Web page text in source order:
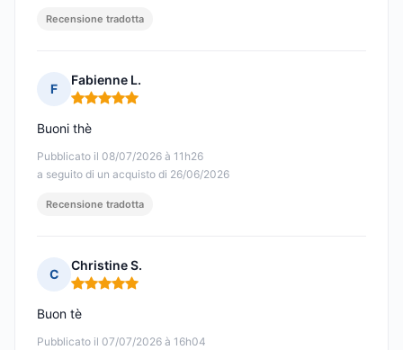
Recensione tradotta
F
Fabienne L.
Nota: 5 su 5
Pubblicato il 08/07/2026 à 11h26
a seguito di un acquisto di 26/06/2026
Buoni thè
Recensione tradotta
C
Christine S.
Nota: 5 su 5
Pubblicato il 07/07/2026 à 16h04
Buon tè